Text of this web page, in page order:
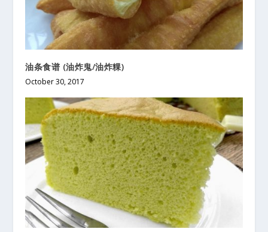
油条食谱 (油炸鬼/油炸粿)
October 30, 2017